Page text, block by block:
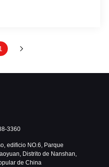
3360
edificio NO.6, Parque
Distrito de Nanshan,
de China